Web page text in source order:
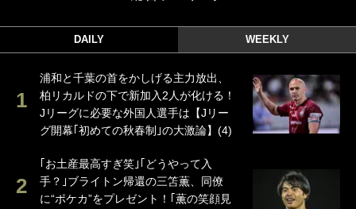
DAILY WEEKLY
浦和と千葉の首をかしげる主力放出、
柏リカルドの下で新加入2人が化ける！
Jリーグに必要な外国人選手は【Jリー
グ開幕｢初めての秋春制｣の大激論】(4)
｢お土産最高すぎ笑｣｢どうやって入
手？｣ブライトン帰還の三笘薫、同僚
に“ポケカ”をプレゼント！｢薫の笑顔見